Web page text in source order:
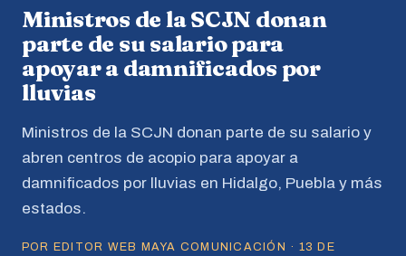
Ministros de la SCJN donan
parte de su salario para
apoyar a damnificados por
lluvias
Ministros de la SCJN donan parte de su salario y
abren centros de acopio para apoyar a
damnificados por lluvias en Hidalgo, Puebla y más
estados.
POR EDITOR WEB MAYA COMUNICACIÓN · 13 DE